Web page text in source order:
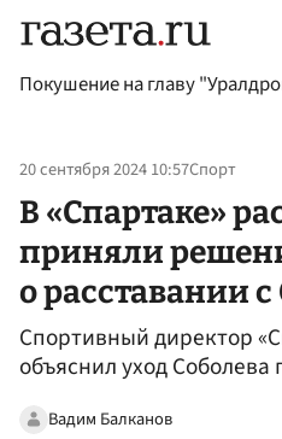
Покушение на главу
20 сентября 2024 10:57Спорт
В «Спартаке»
приняли
о расставании
Спортивный директор
объяснил уход
Вадим Балканов